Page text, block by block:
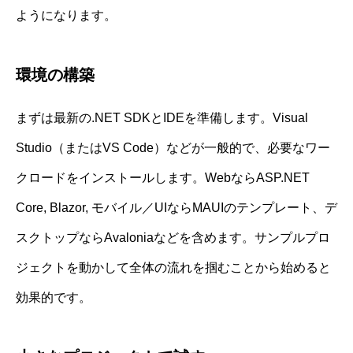
ようになります。
環境の構築
まずは最新の.NET SDKとIDEを準備します。Visual
Studio（またはVS Code）などが一般的で、必要なワー
クロードをインストールします。WebならASP.NET
Core, Blazor, モバイル／UIならMAUIのテンプレート、デ
スクトップならAvaloniaなどを含めます。サンプルプロ
ジェクトを動かして全体の流れを掴むことから始めると
効果的です。